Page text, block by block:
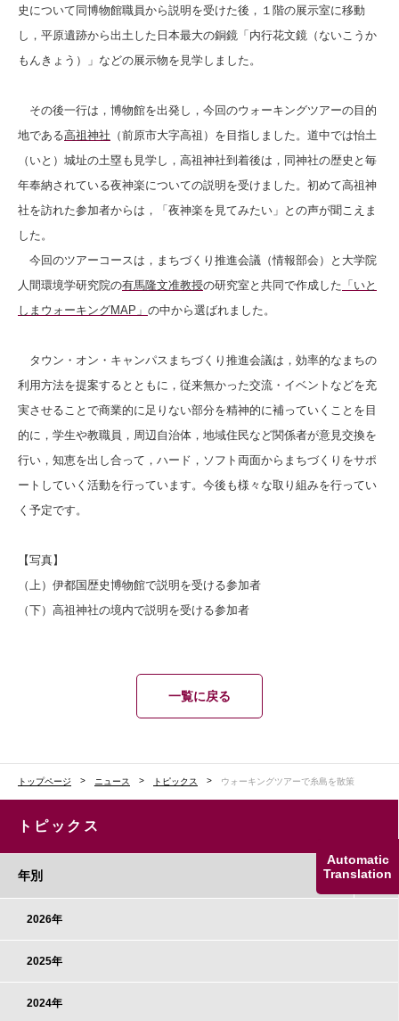
Automatic
Translation
史について同博物館職員から説明を受けた後，１階の展示室に移動
し，平原遺跡から出土した日本最大の銅鏡「内行花文鏡（ないこうか
もんきょう）」などの展示物を見学しました。
その後一行は，博物館を出発し，今回のウォーキングツアーの目的
地である高祖神社 （前原市大字高祖）を目指しました。道中では怡土
（いと）城址の土塁も見学し，高祖神社到着後は，同神社の歴史と毎
年奉納されている夜神楽についての説明を受けました。初めて高祖神
社を訪れた参加者からは，「夜神楽を見てみたい」との声が聞こえま
した。
今回のツアーコースは，まちづくり推進会議（情報部会）と大学院
人間環境学研究院の有馬隆文准教授の研究室と共同で作成した 「いと
しまウォーキングMAP」 の中から選ばれました。
タウン・オン・キャンパスまちづくり推進会議は，効率的なまちの
利用方法を提案するとともに，従来無かった交流・イベントなどを充
実させることで商業的に足りない部分を精神的に補っていくことを目
的に，学生や教職員，周辺自治体，地域住民など関係者が意見交換を
行い，知恵を出し合って，ハード，ソフト両面からまちづくりをサポ
ートしていく活動を行っています。今後も様々な取り組みを行ってい
く予定です。
【写真】
（上）伊都国歴史博物館で説明を受ける参加者
（下）高祖神社の境内で説明を受ける参加者
一覧に戻る
トップページ ニュース トピックス ウォーキングツアーで糸島を散策
トピックス
年別
2026年
2025年
2024年